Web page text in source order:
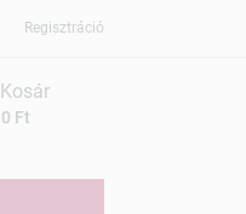
Regisztráció
0 Ft
Kosár